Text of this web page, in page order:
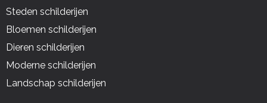
Steden schilderijen
Bloemen schilderijen
Dieren schilderijen
Moderne schilderijen
Landschap schilderijen